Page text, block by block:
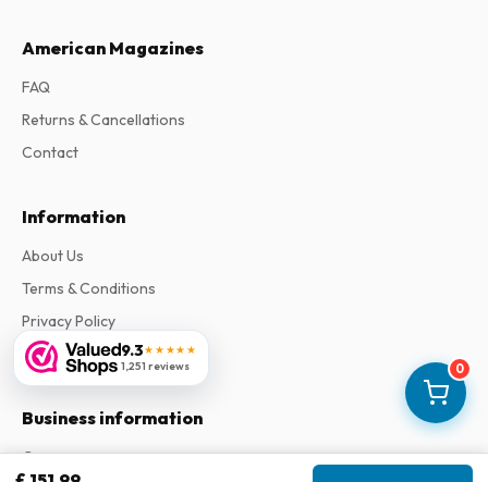
0
9.3★★★★★
1,251 reviews
American Magazines
FAQ
Returns & Cancellations
Contact
Information
About Us
Terms & Conditions
Privacy Policy
Complaints
Business information
Company:Maja Magazines